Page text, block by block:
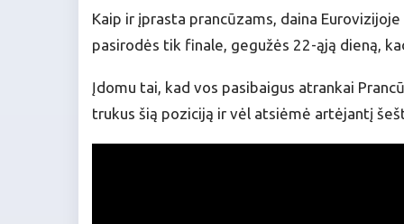
Kaip ir įprasta prancūzams, daina
pasirodės tik finale, gegužės 22-ąją dieną,
Įdomu tai, kad vos pasibaigus atrankai
trukus šią poziciją ir vėl atsiėmė artėjantį